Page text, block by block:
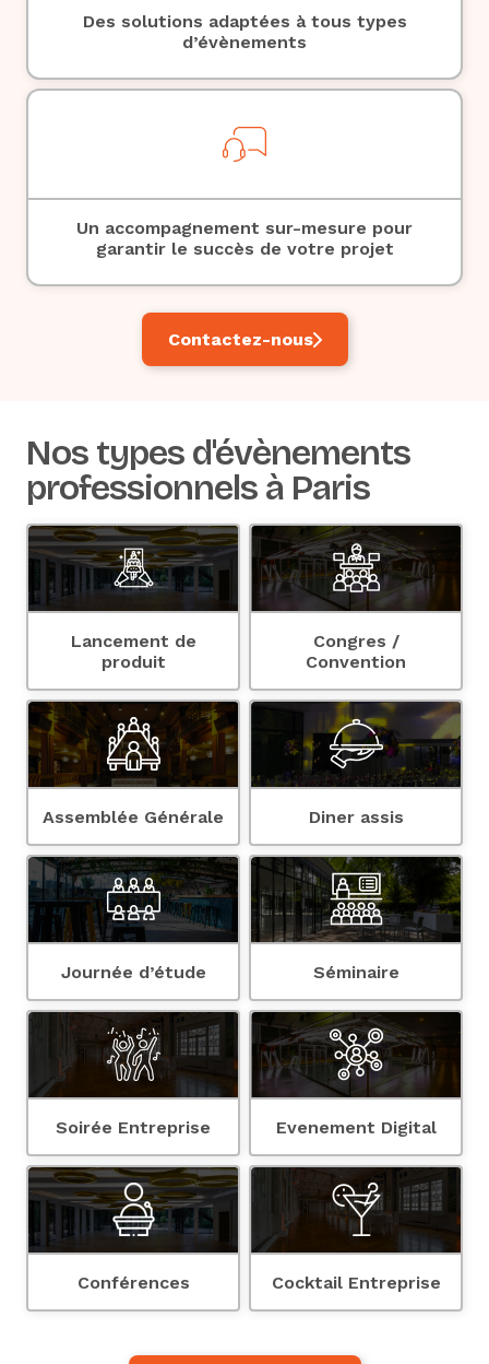
Des solutions adaptées à tous types
d’évènements
Un accompagnement sur-mesure pour
garantir le succès de votre projet
Contactez-nous
Nos types d'évènements
professionnels à Paris
Lancement de
produit
Congres /
Convention
Assemblée Générale Diner assis
Journée d’étude Séminaire
Soirée Entreprise Evenement Digital
Conférences Cocktail Entreprise